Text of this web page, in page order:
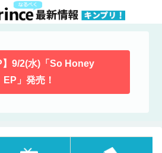
】9/2(水)「So Honey
EP」発売！